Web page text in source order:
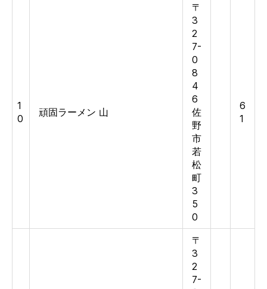
1
0
頑固ラーメン 山
〒
3
2
7-
0
8
4
6
佐
野
市
若
松
町
3
5
0
6
1
〒
3
2
7-